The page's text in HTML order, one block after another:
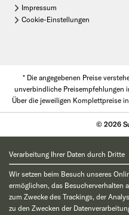
Impressum
Cookie-Einstellungen
* Die angegebenen Preise
unverbindliche Preisempfehlungen
Über die jeweiligen Komplettpreise
© 2026
Verarbeitung Ihrer Daten durch Dritte
Wir setzen beim Besuch unseres
ermöglichen, das Besucherverhalten
zum Zwecke des Trackings, der
zu den Zwecken der